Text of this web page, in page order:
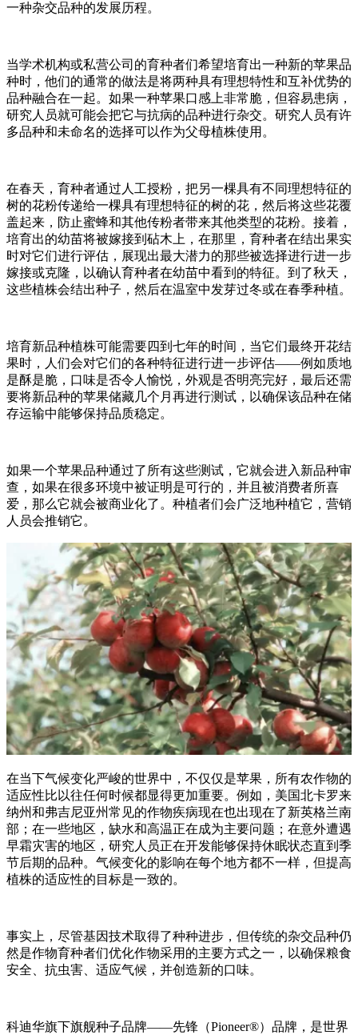
一种杂交品种的发展历程。
当学术机构或私营公司的育种者们希望培育出一种新的苹果品
种时，他们的通常的做法是将两种具有理想特性和互补优势的
品种融合在一起。如果一种苹果口感上非常脆，但容易患病，
研究人员就可能会把它与抗病的品种进行杂交。研究人员有许
多品种和未命名的选择可以作为父母植株使用。
在春天，育种者通过人工授粉，把另一棵具有不同理想特征的
树的花粉传递给一棵具有理想特征的树的花，然后将这些花覆
盖起来，防止蜜蜂和其他传粉者带来其他类型的花粉。接着，
培育出的幼苗将被嫁接到砧木上，在那里，育种者在结出果实
时对它们进行评估，展现出最大潜力的那些被选择进行进一步
嫁接或克隆，以确认育种者在幼苗中看到的特征。到了秋天，
这些植株会结出种子，然后在温室中发芽过冬或在春季种植。
培育新品种植株可能需要四到七年的时间，当它们最终开花结
果时，人们会对它们的各种特征进行进一步评估——例如质地
是酥是脆，口味是否令人愉悦，外观是否明亮完好，最后还需
要将新品种的苹果储藏几个月再进行测试，以确保该品种在储
存运输中能够保持品质稳定。
如果一个苹果品种通过了所有这些测试，它就会进入新品种审
查，如果在很多环境中被证明是可行的，并且被消费者所喜
爱，那么它就会被商业化了。种植者们会广泛地种植它，营销
人员会推销它。
在当下气候变化严峻的世界中，不仅仅是苹果，所有农作物的
适应性比以往任何时候都显得更加重要。例如，美国北卡罗来
纳州和弗吉尼亚州常见的作物疾病现在也出现在了新英格兰南
部；在一些地区，缺水和高温正在成为主要问题；在意外遭遇
早霜灾害的地区，研究人员正在开发能够保持休眠状态直到季
节后期的品种。气候变化的影响在每个地方都不一样，但提高
植株的适应性的目标是一致的。
事实上，尽管基因技术取得了种种进步，但传统的杂交品种仍
然是作物育种者们优化作物采用的主要方式之一，以确保粮食
安全、抗虫害、适应气候，并创造新的口味。
科迪华旗下旗舰种子品牌——先锋（Pioneer®️）品牌，是世界